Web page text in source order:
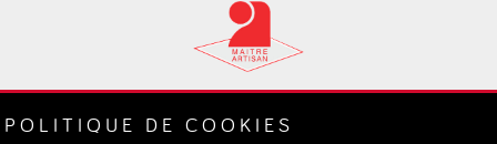
POLITIQUE DE COOKIES